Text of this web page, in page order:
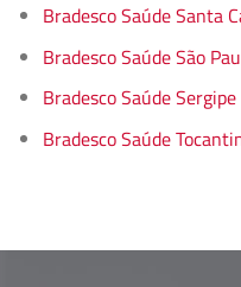
Bradesco Saúde Santa
Bradesco Saúde São
Bradesco Saúde Sergipe
Bradesco Saúde